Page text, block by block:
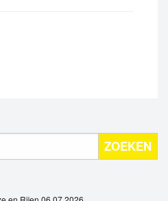
ZOEKEN